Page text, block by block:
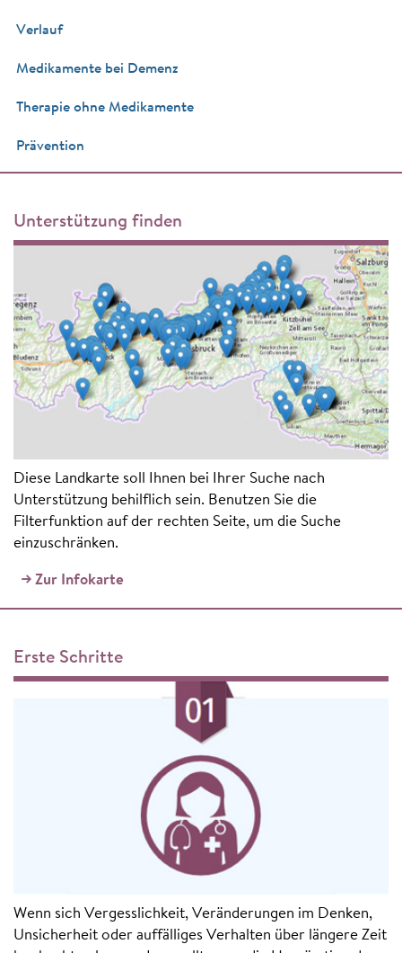
Verlauf
Medikamente bei Demenz
Therapie ohne Medikamente
Prävention
Unterstützung finden
Diese Landkarte soll Ihnen bei Ihrer Suche nach
Unterstützung behilflich sein. Benutzen Sie die
Filterfunktion auf der rechten Seite, um die Suche
einzuschränken.
Zur Infokarte
Erste Schritte
Wenn sich Vergesslichkeit, Veränderungen im Denken,
Unsicherheit oder auffälliges Verhalten über längere Zeit